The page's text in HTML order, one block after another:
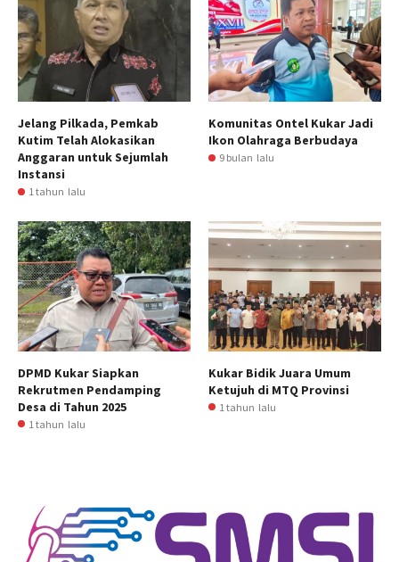
Jelang Pilkada, Pemkab
Kutim Telah Alokasikan
Anggaran untuk Sejumlah
Instansi
1 tahun lalu
Komunitas Ontel Kukar Jadi
Ikon Olahraga Berbudaya
9 bulan lalu
DPMD Kukar Siapkan
Rekrutmen Pendamping
Desa di Tahun 2025
1 tahun lalu
Kukar Bidik Juara Umum
Ketujuh di MTQ Provinsi
1 tahun lalu